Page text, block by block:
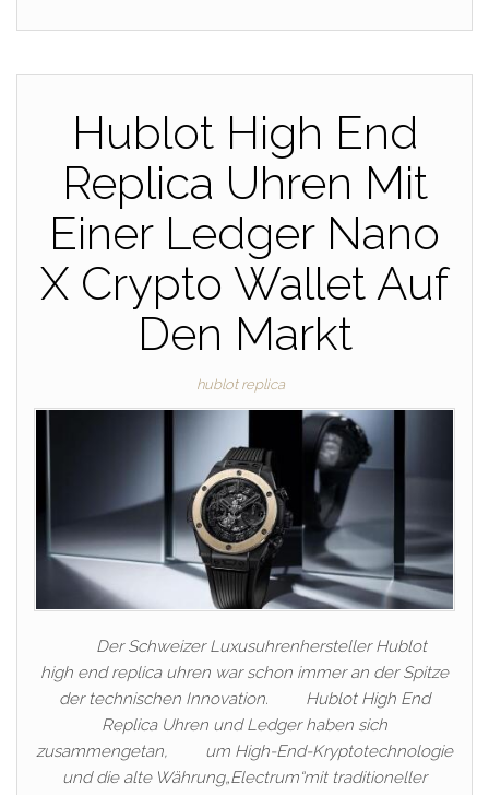
Hublot High End
Replica Uhren Mit
Einer Ledger Nano
X Crypto Wallet Auf
Den Markt
hublot replica
Der Schweizer Luxusuhrenhersteller Hublot
high end replica uhren war schon immer an der Spitze
der technischen Innovation. Hublot High End
Replica Uhren und Ledger haben sich
zusammengetan, um High-End-Kryptotechnologie
und die alte Währung„Electrum“mit traditioneller